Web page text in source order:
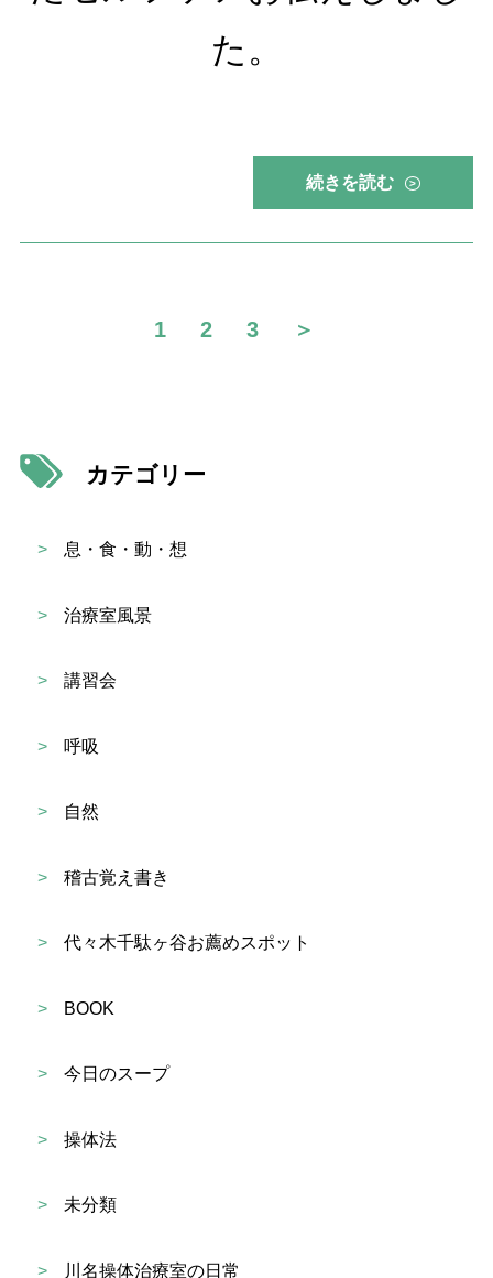
た。
続きを読む >
1 2 3 ＞
カテゴリー
> 息・食・動・想
> 治療室風景
> 講習会
> 呼吸
> 自然
> 稽古覚え書き
> 代々木千駄ヶ谷お薦めスポット
> BOOK
> 今日のスープ
> 操体法
> 未分類
> 川名操体治療室の日常